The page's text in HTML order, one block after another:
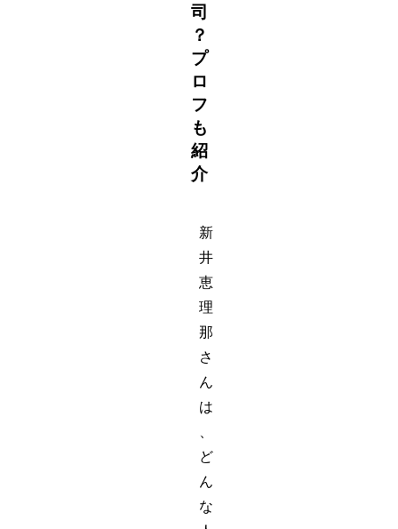
司
？
プ
ロ
フ
も
紹
介
新
井
恵
理
那
さ
ん
は
ど
ん
な